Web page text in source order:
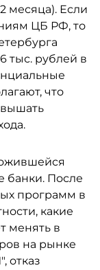
месяца). Если
ЦБ РФ, то
тыс. рублей в
что
банки. После
программ в
какие
менять в
на рынке
отказ